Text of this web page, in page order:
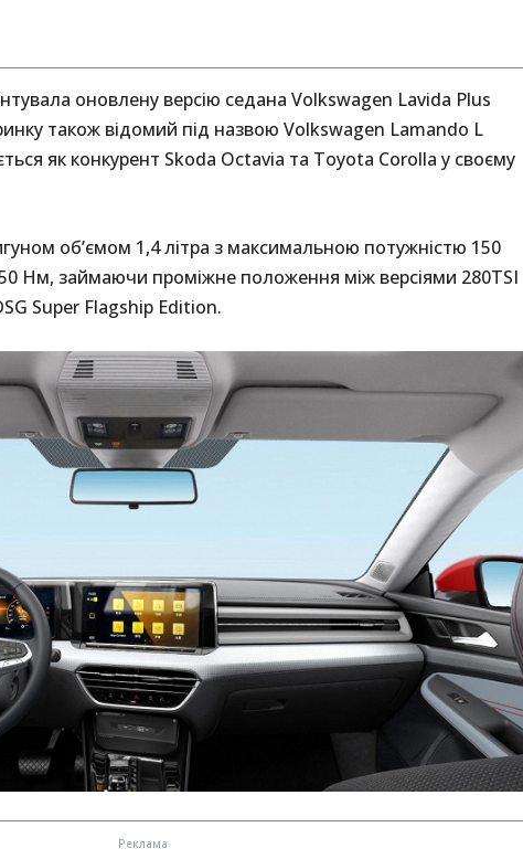
оновлену версію седана Volkswagen Lavida Plus
також відомий під назвою Volkswagen Lamando L
як конкурент Skoda Octavia та Toyota Corolla у своєму
об’ємом 1,4 літра з максимальною потужністю 150
Нм, займаючи проміжне положення між версіями 280TSI
Super Flagship Edition.